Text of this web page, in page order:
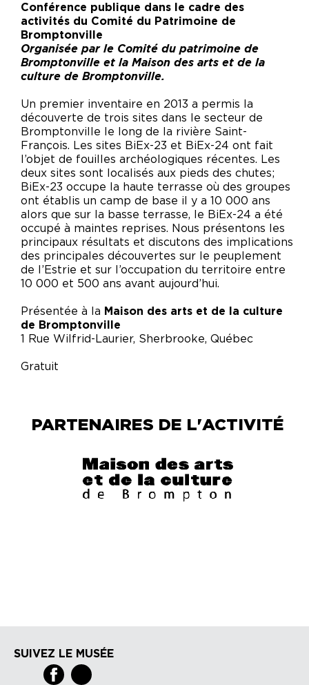
Conférence publique dans le cadre des
activités du Comité du Patrimoine de
Bromptonville
Organisée par le Comité du patrimoine de
Bromptonville et la Maison des arts et de la
culture de Bromptonville.
Un premier inventaire en 2013 a permis la
découverte de trois sites dans le secteur de
Bromptonville le long de la rivière Saint-
François. Les sites BiEx-23 et BiEx-24 ont fait
l’objet de fouilles archéologiques récentes. Les
deux sites sont localisés aux pieds des chutes;
BiEx-23 occupe la haute terrasse où des groupes
ont établis un camp de base il y a 10 000 ans
alors que sur la basse terrasse, le BiEx-24 a été
occupé à maintes reprises. Nous présentons les
principaux résultats et discutons des implications
des principales découvertes sur le peuplement
de l’Estrie et sur l’occupation du territoire entre
10 000 et 500 ans avant aujourd’hui.
Présentée à la Maison des arts et de la culture
de Bromptonville
1 Rue Wilfrid-Laurier, Sherbrooke, Québec
Gratuit
PARTENAIRES DE L'ACTIVITÉ
SUIVEZ LE MUSÉE